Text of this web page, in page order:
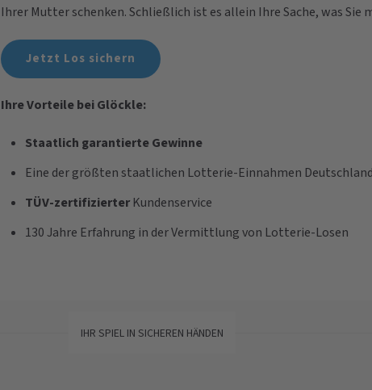
Ihrer Mutter schenken. Schließlich ist es allein Ihre Sache, was
Jetzt Los sichern
Ihre Vorteile bei Glöckle:
Staatlich garantierte Gewinne
Eine der größten staatlichen Lotterie-Einnahmen
TÜV-zertifizierter Kundenservice
130 Jahre Erfahrung in der Vermittlung von Lotterie-Losen